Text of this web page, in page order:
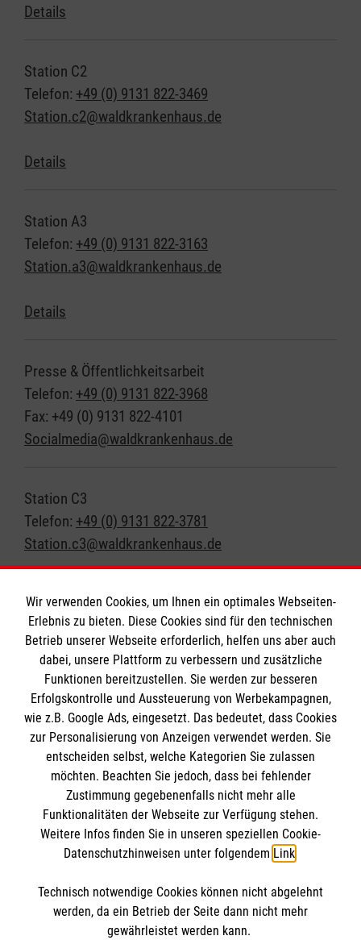
Details
Station C2
Telefon: +49 (0) 9131 822-3469
Station.c2@waldkrankenhaus.de
Details
Station A3
Telefon: +49 (0) 9131 822-3163
Station.a3@waldkrankenhaus.de
Details
Presse & Öffentlichkeitsarbeit
Telefon: +49 (0) 9131 822-3968
Fax: +49 (0) 9131 822-4101
Socialmedia@waldkrankenhaus.de
Station C3
Telefon: +49 (0) 9131 822-3781
Station.c3@waldkrankenhaus.de
2 3 4 5 6 nächste
Einrichtung
Rathsberger Str. 57
91054 Erlangen
Informationen
Wir verwenden Cookies, um Ihnen ein optimales Webseiten-
Erlebnis zu bieten. Diese Cookies sind für den technischen
Betrieb unserer Webseite erforderlich, helfen uns aber auch
dabei, unsere Plattform zu verbessern und zusätzliche
Funktionen bereitzustellen. Sie werden zur besseren
Erfolgskontrolle und Aussteuerung von Werbekampagnen,
wie z.B. Google Ads, eingesetzt. Das bedeutet, dass Cookies
zur Personalisierung von Anzeigen verwendet werden. Sie
entscheiden selbst, welche Kategorien Sie zulassen
möchten. Beachten Sie jedoch, dass bei fehlender
Zustimmung gegebenenfalls nicht mehr alle
Funktionalitäten der Webseite zur Verfügung stehen.
Weitere Infos finden Sie in unseren speziellen Cookie-
Datenschutzhinweisen unter folgendem Link.
Technisch notwendige Cookies können nicht abgelehnt
werden, da ein Betrieb der Seite dann nicht mehr
gewährleistet werden kann.